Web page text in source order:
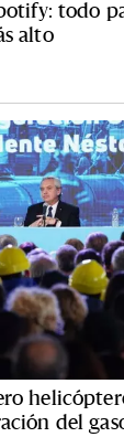
todo
alto
del